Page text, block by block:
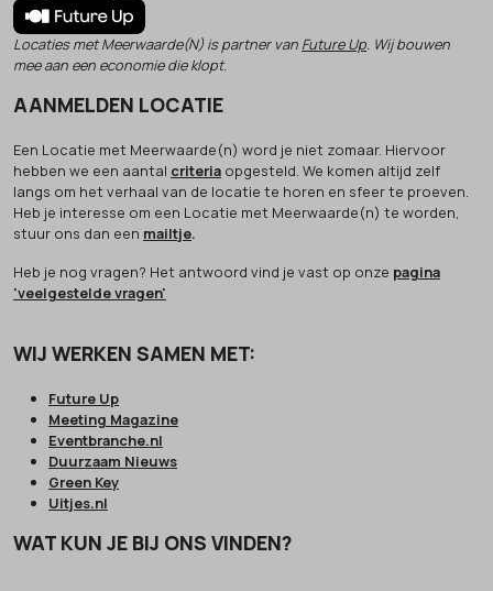
Locaties met Meerwaarde(N) is partner van Future Up . Wij bouwen
mee aan een economie die klopt.
AANMELDEN LOCATIE
Een Locatie met Meerwaarde(n) word je niet zomaar. Hiervoor
hebben we een aantal criteria opgesteld. We komen altijd zelf
langs om het verhaal van de locatie te horen en sfeer te proeven.
Heb je interesse om een Locatie met Meerwaarde(n) te worden,
stuur ons dan een mailtje.
Heb je nog vragen? Het antwoord vind je vast op onze pagina
'veelgestelde vragen'
WIJ WERKEN SAMEN MET:
Future Up
Meeting Magazine
Eventbranche.nl
Duurzaam Nieuws
Green Key
Uitjes.nl
WAT KUN JE BIJ ONS VINDEN?